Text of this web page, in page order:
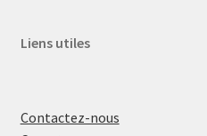
Liens utiles
Contactez-nous